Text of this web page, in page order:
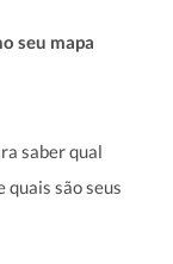
seu mapa
saber qual
quais são seus